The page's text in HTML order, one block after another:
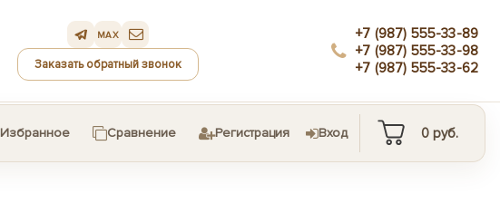
MAX
Заказать обратный звонок
+7 (987) 555-33-89
+7 (987) 555-33-98
+7 (987) 555-33-62
Избранное Сравнение Регистрация Вход 0 руб.